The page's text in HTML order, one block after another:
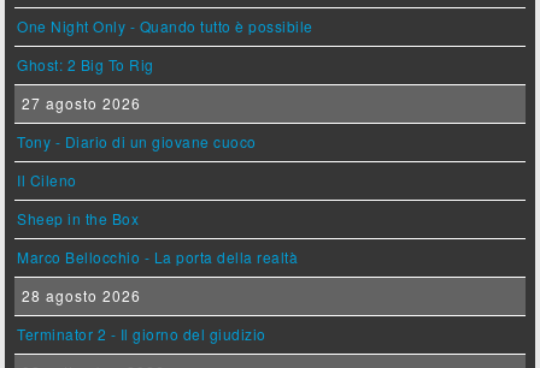
One Night Only - Quando tutto è possibile
Ghost: 2 Big To Rig
27 agosto 2026
Tony - Diario di un giovane cuoco
Il Cileno
Sheep in the Box
Marco Bellocchio - La porta della realtà
28 agosto 2026
Terminator 2 - Il giorno del giudizio